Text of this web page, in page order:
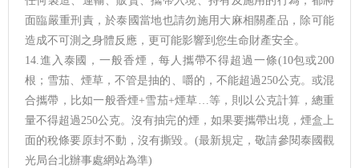
面臨嚴重刑責，於泰國當地也請勿施用大麻相關產品，除可能
造成不可測之身體反應，更可能影響到您生命財產安全。
14.進入泰國，一般香煙，每人攜帶不得超過一條(10包或200
根；雪茄、煙草，不管是抽的、嚼的，不能超過250公克。或混
合攜帶，比如一般香煙+雪茄+煙草…等，則以公克計算，總重
量不得超過250公克。沒有抽完的煙，如果要攜帶出境，煙盒上
面的稅條要原封不動，沒有撕毀。(最新規定，敬請參閱泰國觀
光局台北辦事處網站為準)